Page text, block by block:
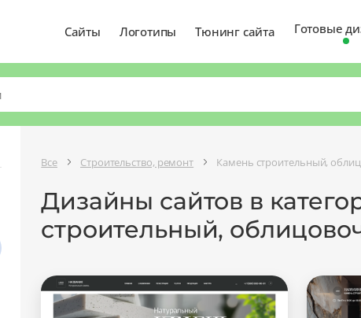
Сайты Логотипы Тюнинг сайта Готовые
Все Строительство, ремонт Камень строительный,
Дизайны сайтов в
строительный,